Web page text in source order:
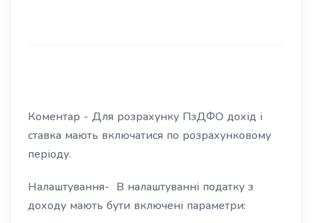
Коментар - Для розрахунку ПзДФО дохід і
ставка мають включатися по розрахунковому
періоду.
Налаштування- В налаштуванні податку з
доходу мають бути включені параметри: